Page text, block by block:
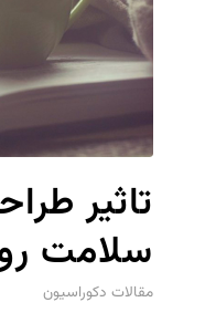
تاثیر
سلامت
مقالات دکوراسیون